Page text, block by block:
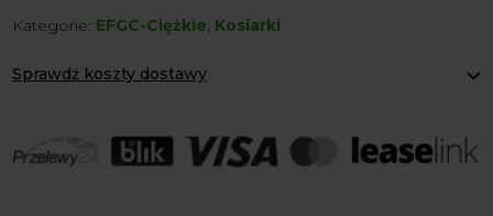
EFGC-
115
4Farmer
Kategorie: EFGC-Ciężkie, Kosiarki
Sprawdź koszty dostawy
Agrol transport: 200 zł
Agrol transport gabaryty: ustalane indywidualnie